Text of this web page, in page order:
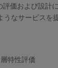
評価および設計
なサービスを
特性評価